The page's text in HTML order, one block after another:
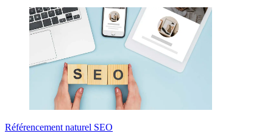
Référencement naturel SEO